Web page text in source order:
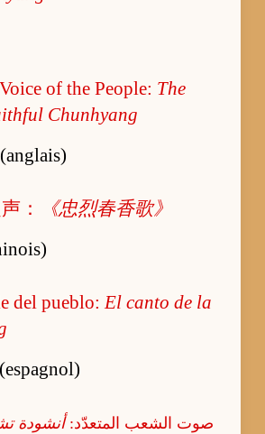
of the People: The
Chunhyang
：
《忠烈春香歌》
del pueblo:El canto de la
صوت الشعب المتعدّد:أنشودة